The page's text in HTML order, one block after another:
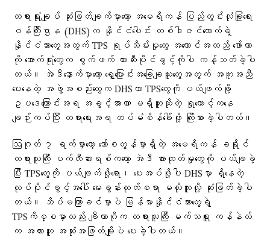
တရားရုံးချုပ် ဆုံးဖြတ်ချက်မှာတော့ အမေရိကန် ပြည်တွင်းလုံခြုံရေး
ဝန်ကြီးဌာန (DHS)က နိုင်ငံပေါင်း တစ်ဒါဇင်လောက်ရဲ့
နိုင်ငံသားတွေအတွက် TPS ရုပ်သိမ်းမှုတွေ အကောင်အထည် ဖော်တာ
ကို အောက်ရုံးတွေက စွက်ဖက် တားဆီးပိုင်ခွင့်ကိုပါ ကန့်သတ်ခဲ့ပါ
တယ်။ အဲဒီနောက်မှာတော့ ရွှေ့ပြောင်းအခြေချသူတွေအတွက် အကူအညီ
ပေးနေတဲ့ အဖွဲ့အစည်းတွေက DHSဟာ TPSတွေကို ပယ်ဖျက်ဖို့
ဥပဒေကြောင်းအရ အခွင့်အာဏာ မရှိဘူးဆိုတဲ့ ရှုထောင့်ကနေ
ချဉ်းကပ်ပြီး တရားရေးအရ ထပ်မံစိန်ခေါ်ဖို့ ကြိုးစားခဲ့ပါတယ်။
ဩဂုတ် ၇ ရက်မှာတော့ ဘော်စတွန်မှာရှိတဲ့ အမေရိကန် ခရိုင်
တရားသူကြီး ပက်တီဆားရစ်ကတော့ အဲဒီ အားထုတ်မှုတွေကို ပယ်ချခဲ့
ပြီး TPSတွေကို ပယ်ဖျက်ဖို့ရော၊ ပေးအပ်ဖို့ပါ DHSမှာ ရှိနေတဲ့
လုပ်ပိုင်ခွင့်အပေါ် မေးခွန်းထုတ်စရာ မလိုဘူးလို့ ဆုံးဖြတ်ခဲ့ပါ
တယ်။ သိပ်မကြာခင်မှာပဲ မြန်မာနိုင်ငံသားတွေရဲ့
TPSကိစ္စမှာလည်း ချီကာဂိုက တရားသူကြီး မက်သရူး ကန်နဲလ်
က အလားတူ အဆုံးအဖြတ်မျိုးပဲ ပေးခဲ့ပါတယ်။